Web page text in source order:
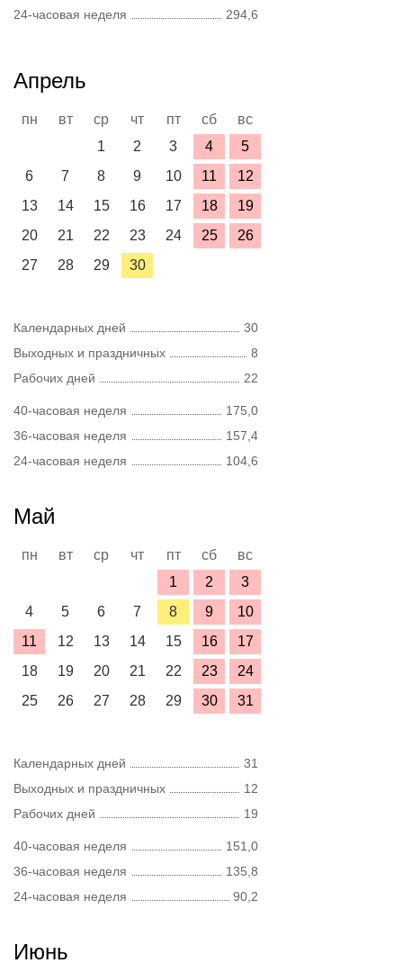
24-часовая неделя
294,6
Апрель
пн вт ср чт пт сб
вс
1
2 3 4
5
6
7 8 9 10 11
12
13
14 15 16 17 18
19
20
21 22 23 24 25
26
27
28 29 30
Календарных дней
30
Выходных и праздничных
8
Рабочих дней
22
40-часовая неделя
175,0
36-часовая неделя
157,4
24-часовая неделя
104,6
Май
пн вт ср чт пт сб
вс
1
2
3
4
5 6 7 8 9
10
11
12 13 14 15 16
17
18
19 20 21 22 23
24
25
26 27 28 29 30 31
Календарных дней
31
Выходных и праздничных
12
Рабочих дней
19
40-часовая неделя
151,0
36-часовая неделя
135,8
24-часовая неделя
90,2
Июнь